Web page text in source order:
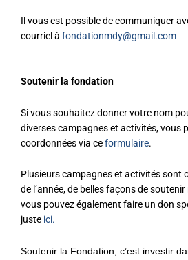
Il vous est possible de communiquer
courriel à fondationmdy@gmail.com
Soutenir la fondation
Si vous souhaitez donner votre nom
diverses campagnes et activités, vous
coordonnées via ceformulaire.
Plusieurs campagnes et activités sont
de l’année, de belles façons de
vous pouvez également faire un don
juste ici.
Soutenir la Fondation, c’est investir